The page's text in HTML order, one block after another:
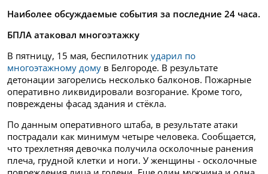
Наиболее обсуждаемые события за последние 24 часа.
БПЛА атаковал многоэтажку
В пятницу, 15 мая, беспилотник ударил по
многоэтажному дому в Белгороде. В результате
детонации загорелись несколько балконов. Пожарные
оперативно ликвидировали возгорание. Кроме того,
повреждены фасад здания и стёкла.
По данным оперативного штаба, в результате атаки
пострадали как минимум четыре человека. Сообщается,
что трехлетняя девочка получила осколочные ранения
плеча, грудной клетки и ноги. У женщины - осколочные